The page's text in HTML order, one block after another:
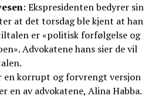
: Ekspresidenten bedyrer sin
at det torsdag ble kjent at han
er «politisk forfølgelse og
Advokatene hans sier de vil
korrupt og forvrengt versjon
en av advokatene, Alina Habba.